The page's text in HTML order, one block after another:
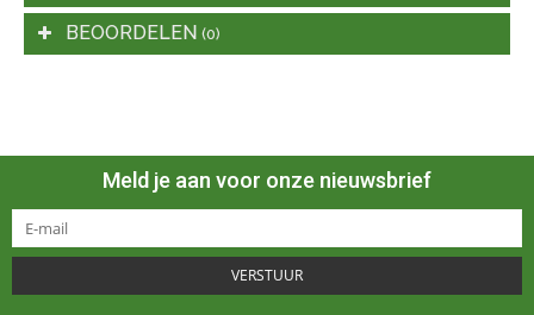
BEOORDELEN (0)
Meld je aan voor onze nieuwsbrief
VERSTUUR